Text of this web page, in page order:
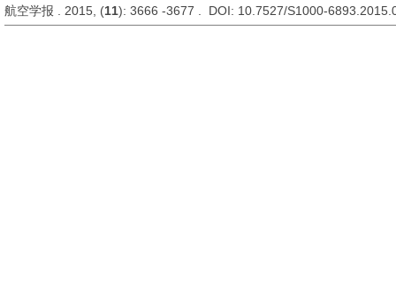
航空学报 . 2015, (11): 3666 -3677 . DOI: 10.7527/S1000-